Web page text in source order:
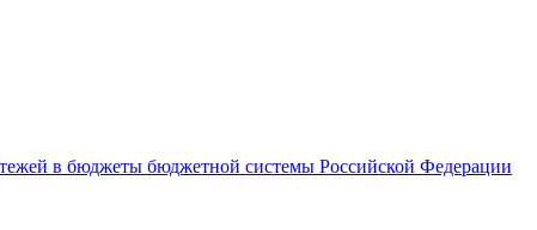
в бюджеты бюджетной системы Российской Федерации